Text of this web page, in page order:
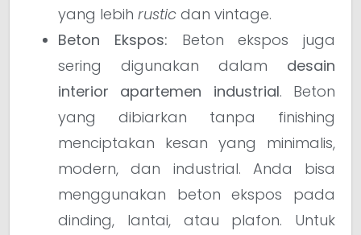
yang lebih rustic dan vintage.
Beton Ekspos: Beton ekspos juga
sering digunakan dalam desain
interior apartemen industrial. Beton
yang dibiarkan tanpa finishing
menciptakan kesan yang minimalis,
modern, dan industrial. Anda bisa
menggunakan beton ekspos pada
dinding, lantai, atau plafon. Untuk